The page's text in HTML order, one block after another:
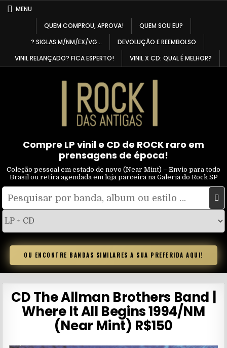
SkipMENU
QUEM COMPROU, APROVA!
QUEM SOU EU?
? SIGLAS M/NM/EX/VG…
DEVOLUÇÃO E REEMBOLSO
VINIL RELANÇADO? FICA ESPERTO!
VINIL X CD: QUAL É MELHOR?
Compre LP vinil e CD de ROCK raro em
prensagens de época!
Coleção pessoal em estado de novo (Near Mint) – Envio para todo
Brasil ou retira agendada em loja parceira na Galeria do Rock SP
Pesquisar
tipo
OU ENCONTRE BANDAS SIMILARES A SUA PREFERIDA AQUI!
CD The Allman Brothers Band |
Where It All Begins 1994/NM
(Near Mint) R$150